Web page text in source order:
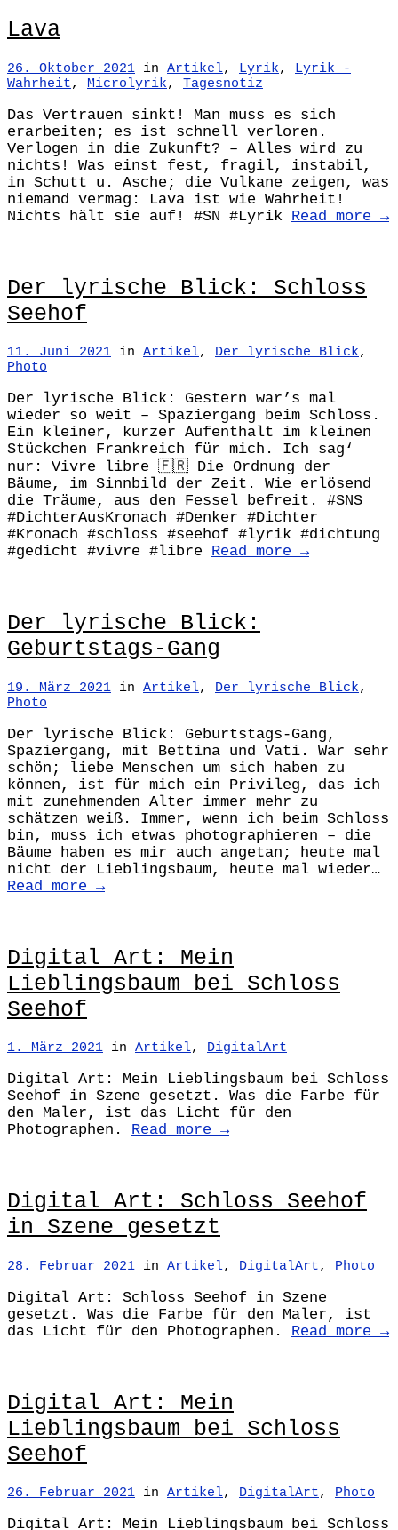
Lava
26. Oktober 2021 in Artikel, Lyrik, Lyrik -
Wahrheit, Microlyrik, Tagesnotiz
Das Vertrauen sinkt! Man muss es sich
erarbeiten; es ist schnell verloren.
Verlogen in die Zukunft? – Alles wird zu
nichts! Was einst fest, fragil, instabil,
in Schutt u. Asche; die Vulkane zeigen, was
niemand vermag: Lava ist wie Wahrheit!
Nichts hält sie auf! #SN #Lyrik Read more →
Der lyrische Blick: Schloss
Seehof
11. Juni 2021 in Artikel, Der lyrische Blick,
Photo
Der lyrische Blick: Gestern war’s mal
wieder so weit – Spaziergang beim Schloss.
Ein kleiner, kurzer Aufenthalt im kleinen
Stückchen Frankreich für mich. Ich sag‘
nur: Vivre libre 🇫🇷 Die Ordnung der
Bäume, im Sinnbild der Zeit. Wie erlösend
die Träume, aus den Fessel befreit. #SNS
#DichterAusKronach #Denker #Dichter
#Kronach #schloss #seehof #lyrik #dichtung
#gedicht #vivre #libre Read more →
Der lyrische Blick:
Geburtstags-Gang
19. März 2021 in Artikel, Der lyrische Blick,
Photo
Der lyrische Blick: Geburtstags-Gang,
Spaziergang, mit Bettina und Vati. War sehr
schön; liebe Menschen um sich haben zu
können, ist für mich ein Privileg, das ich
mit zunehmenden Alter immer mehr zu
schätzen weiß. Immer, wenn ich beim Schloss
bin, muss ich etwas photographieren – die
Bäume haben es mir auch angetan; heute mal
nicht der Lieblingsbaum, heute mal wieder…
Read more →
Digital Art: Mein
Lieblingsbaum bei Schloss
Seehof
1. März 2021 in Artikel, DigitalArt
Digital Art: Mein Lieblingsbaum bei Schloss
Seehof in Szene gesetzt. Was die Farbe für
den Maler, ist das Licht für den
Photographen. Read more →
Digital Art: Schloss Seehof
in Szene gesetzt
28. Februar 2021 in Artikel, DigitalArt, Photo
Digital Art: Schloss Seehof in Szene
gesetzt. Was die Farbe für den Maler, ist
das Licht für den Photographen. Read more →
Digital Art: Mein
Lieblingsbaum bei Schloss
Seehof
26. Februar 2021 in Artikel, DigitalArt, Photo
Digital Art: Mein Lieblingsbaum bei Schloss